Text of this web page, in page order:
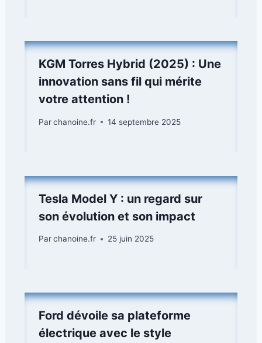
KGM Torres Hybrid (2025) : Une
innovation sans fil qui mérite
votre attention !
Parchanoine.fr 14 septembre 2025
Tesla Model Y : un regard sur
son évolution et son impact
Parchanoine.fr 25 juin 2025
Ford dévoile sa plateforme
électrique avec le style